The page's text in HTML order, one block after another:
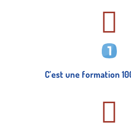
C’est une formation